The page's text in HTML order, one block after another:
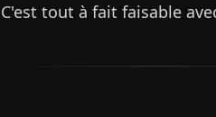
C'est tout à fait faisable